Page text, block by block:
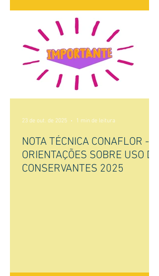
NOTA TÉCNICA CONAFLOR -
ORIENTAÇÕES SOBRE USO DE
CONSERVANTES 2025
23 de out. de 2025 1 min de leitura